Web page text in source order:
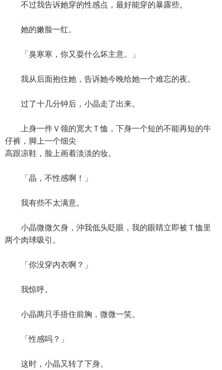
不过我告诉她穿的性感点，最好能穿的暴露些。
她的嫩脸一红。
「臭寒寒，你又耍什么坏主意。」
我从后面抱住她，告诉她今晚给她一个难忘的夜。
过了十几分钟后，小晶走了出来。
上身一件Ｖ领的宽大Ｔ恤，下身一个短的不能再短的牛
仔裤，脚上一个细尖
高跟凉鞋，脸上画着淡淡的妆。
「晶，不性感啊！」
我有些不太满意。
小晶微微欠身，沖我低头眨眼，我的眼睛立即被Ｔ恤里
两个肉球吸引。
「你没穿内衣啊？」
我惊呼。
小晶两只手捂住前胸，微微一笑。
「性感吗？」
这时，小晶又转了下身。